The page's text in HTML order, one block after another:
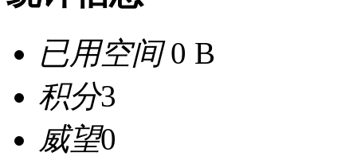
已用空间0 B
积分3
威望0